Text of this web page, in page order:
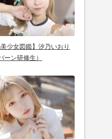
美少女図鑑】汐乃いおり
ーン研修生）